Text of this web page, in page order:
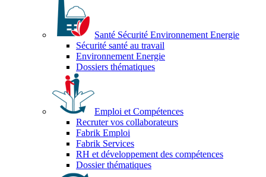
Santé Sécurité Environnement Energie
Sécurité santé au travail
Environnement Energie
Dossiers thématiques
Emploi et Compétences
Recruter vos collaborateurs
Fabrik Emploi
Fabrik Services
RH et développement des compétences
Dossier thématiques